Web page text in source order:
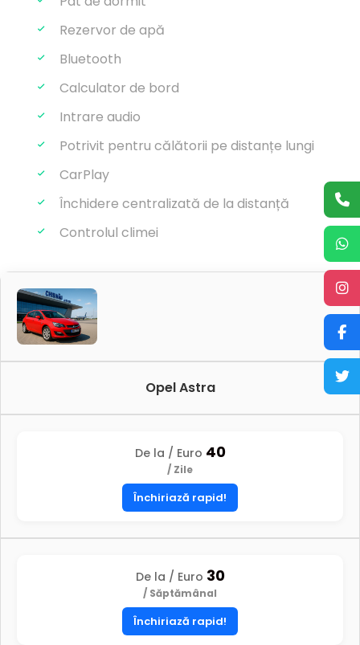
Rezervor de apă
Bluetooth
Calculator de bord
Intrare audio
Potrivit pentru călătorii pe distanțe lungi
CarPlay
Închidere centralizată de la distanță
Controlul climei
Opel Astra
De la / Euro 40
/ Zile
Închiriază rapid!
De la / Euro 30
/ Săptămânal
Închiriază rapid!